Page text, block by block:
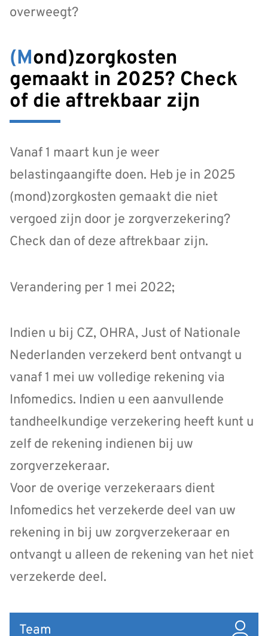
overweegt?
(Mond)zorgkosten
gemaakt in 2025? Check
of die aftrekbaar zijn
Vanaf 1 maart kun je weer
belastingaangifte doen. Heb je in 2025
(mond)zorgkosten gemaakt die niet
vergoed zijn door je zorgverzekering?
Check dan of deze aftrekbaar zijn.
Verandering per 1 mei 2022;
Indien u bij CZ, OHRA, Just of Nationale
Nederlanden verzekerd bent ontvangt u
vanaf 1 mei uw volledige rekening via
Infomedics. Indien u een aanvullende
tandheelkundige verzekering heeft kunt u
zelf de rekening indienen bij uw
zorgverzekeraar.
Voor de overige verzekeraars dient
Infomedics het verzekerde deel van uw
rekening in bij uw zorgverzekeraar en
ontvangt u alleen de rekening van het niet
verzekerde deel.
Team